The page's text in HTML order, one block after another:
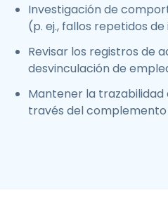
Investigación de
(p. ej., fallos repetidos
Revisar los registros de
desvinculación de
Mantener la trazabilidad
través del